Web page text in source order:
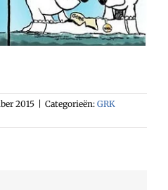
2015 Categorieën: GRK